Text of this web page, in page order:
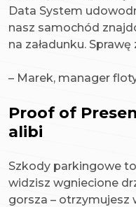
Data System
nasz samochód
na załadunku.
– Marek, manager
Proof of
alibi
Szkody parkingowe
widzisz wgniecione
gorsza – otrzymujesz